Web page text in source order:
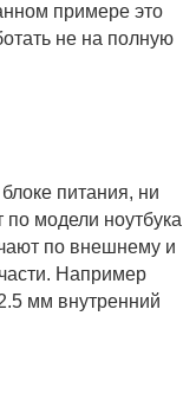
примере это
не на полную
питания, ни
по модели ноутбука
по внешнему и
Например
мм внутренний